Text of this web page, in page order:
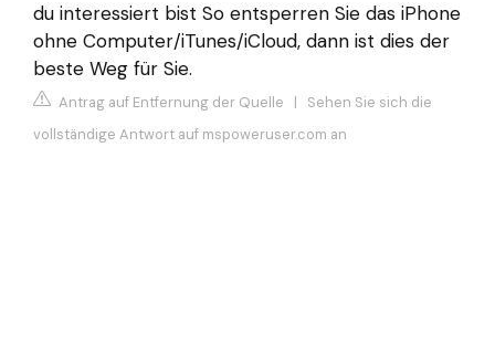
du interessiert bist So entsperren Sie das iPhone
ohne Computer/iTunes/iCloud, dann ist dies der
beste Weg für Sie.
Antrag auf Entfernung der Quelle | Sehen Sie sich die
vollständige Antwort auf mspoweruser.com an